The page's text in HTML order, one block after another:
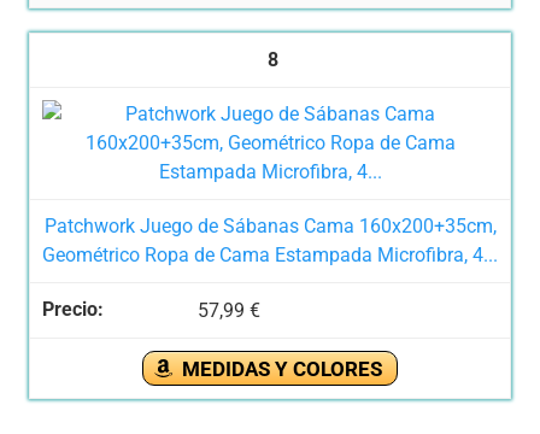
8
Patchwork Juego de Sábanas Cama 160x200+35cm,
Geométrico Ropa de Cama Estampada Microfibra, 4...
57,99 €
MEDIDAS Y COLORES